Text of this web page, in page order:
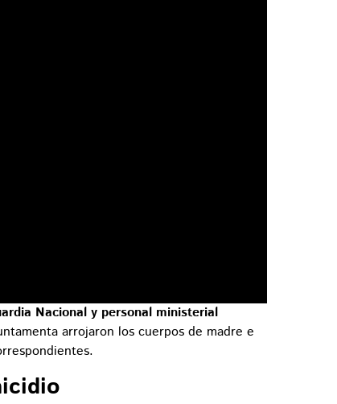
Nacional y personal ministerial
arrojaron los cuerpos de madre e